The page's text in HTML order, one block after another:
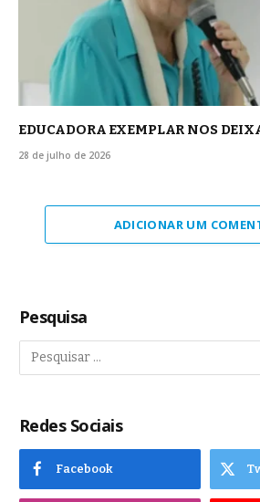
EDUCADORA EXEMPLAR NOS
28 de julho de 2026
ADICIONAR UM
Pesquisa
Redes Sociais
Facebook